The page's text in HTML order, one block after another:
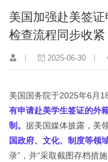
美国加强赴美签
检查流程同步收紧
2025-06-30
美国国务院于2025年6月
有申请赴美学生签证的外
制。 据美国媒体披露，美
国政府、文化、制度等领
录”，并“采取截图存档措